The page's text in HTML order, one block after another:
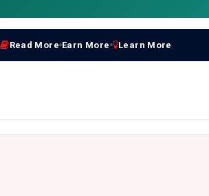
Read More Earn More Learn More